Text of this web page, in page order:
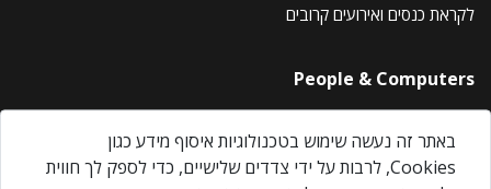
לקראת כנסים ואירועים קרובים
People & Computers
About Us
Privacy Policy
Contact Us
באתר זה נעשה שימוש בטכנולוגיות איסוף מידע כגון
Cookies, לרבות על ידי צדדים שלישיים, כדי לספק לך חווית